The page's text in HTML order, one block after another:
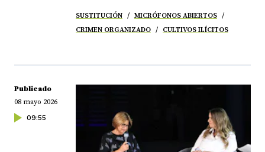
SUSTITUCIÓN
MICRÓFONOS ABIERTOS
CRIMEN ORGANIZADO
CULTIVOS ILÍCITOS
Publicado
08 mayo 2026
09:55